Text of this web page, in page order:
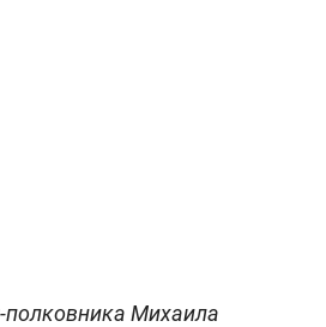
полковника Михаила